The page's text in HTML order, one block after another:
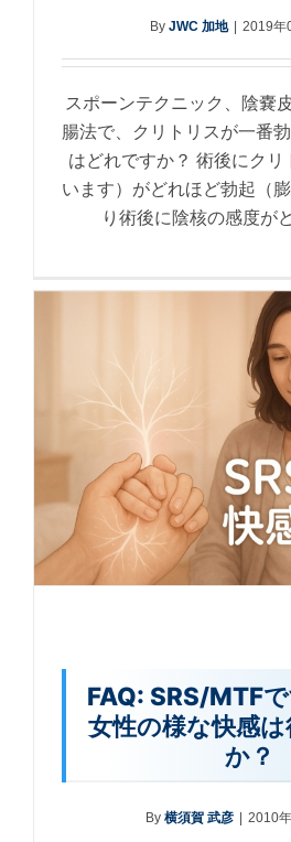
By JWC 加地 2019年
スポーンテクニック、陰嚢
腸法で、クリトリスが一番
はどれですか？ 術後にク
います）がどれほど勃起（
り術後に陰核の感度が
FAQ: SRS/MTF
女性の様な快感
か？
By 横須賀 武彦 | 2010